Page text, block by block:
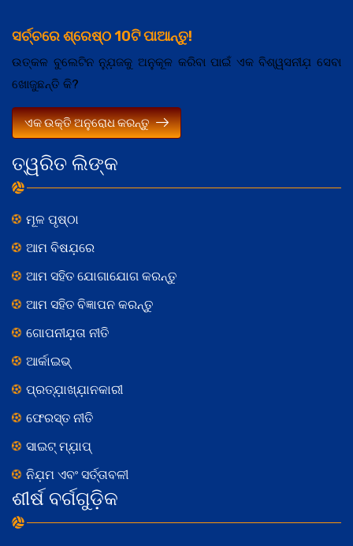
ତ୍ୱରିତ ଲିଙ୍କ
ମୂଳ ପୃଷ୍ଠା
ଆମ ବିଷଯ଼ରେ
ଆମ ସହିତ ଯୋଗାଯୋଗ କରନ୍ତୁ
ଆମ ସହିତ ବିଜ୍ଞାପନ କରନ୍ତୁ
ଗୋପନୀଯ଼ତା ନୀତି
ଆର୍କାଇଭ୍
ପ୍ରତ୍ଯ଼ାଖ୍ଯ଼ାନକାରୀ
ଫେରସ୍ତ ନୀତି
ସାଇଟ୍ ମ୍ଯ଼ାପ୍
ନିଯ଼ମ ଏବଂ ସର୍ତ୍ତାବଳୀ
ଶୀର୍ଷ ବର୍ଗଗୁଡ଼ିକ
ସର୍ଚ୍ଚରେ ଶ୍ରେଷ୍ଠ 10ଟି ପାଆନ୍ତୁ!
ଉତ୍କଳ ବୁଲେଟିନ ନ୍ଯ଼ୁଜକୁ ଅନୁକୂଳ କରିବା ପାଇଁ ଏକ ବିଶ୍ୱସନୀଯ଼ ସେବା
ଖୋଜୁଛନ୍ତି କି?
ଏକ ଉକ୍ତି ଅନୁରୋଧ କରନ୍ତୁ